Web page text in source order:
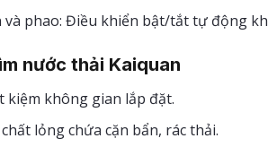
và phao: Điều khiển bật/tắt tự động
nước thải Kaiquan
kiệm không gian lắp đặt.
lỏng chứa cặn bẩn, rác thải.